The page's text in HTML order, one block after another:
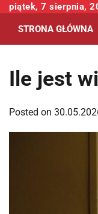
Skip
content
piątek, 7 sierpnia,
STRONA GŁÓWNA
Ile jest
Posted on